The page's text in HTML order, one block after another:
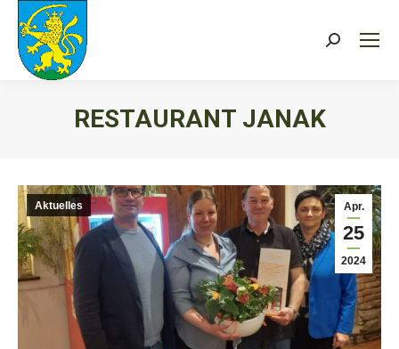
Search:
RESTAURANT JANAK
Apr.
25
2024
Aktuelles